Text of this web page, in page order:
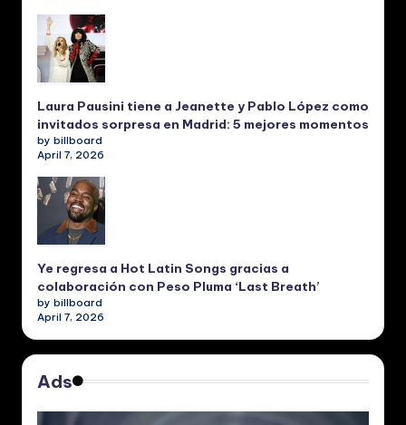
Laura Pausini tiene a Jeanette y Pablo López como
invitados sorpresa en Madrid: 5 mejores momentos
by billboard
April 7, 2026
Ye regresa a Hot Latin Songs gracias a
colaboración con Peso Pluma ‘Last Breath’
by billboard
April 7, 2026
Ads